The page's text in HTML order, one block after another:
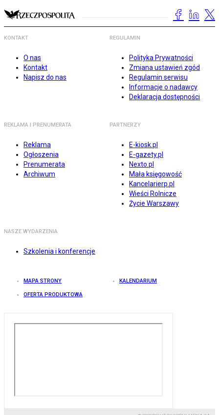
KONTAKT
O nas
Kontakt
Napisz do nas
REGULAMIN
Polityka Prywatności
Zmiana ustawień zgód
Regulamin serwisu
Informacje o nadawcy
Deklaracja dostępności
REKLAMA I PRENUMERATA
Reklama
Ogłoszenia
Prenumerata
Archiwum
PARTNERZY
E-kiosk.pl
E-gazety.pl
Nexto.pl
Mała księgowość
Kancelarierp.pl
Wieści Rolnicze
Życie Warszawy
NASZE WYDARZENIA
Szkolenia i konferencje
MAPA STRONY KALENDARIUM
OFERTA PRODUKTOWA